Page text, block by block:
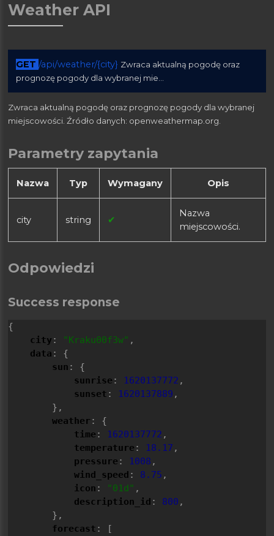
Weather API
GET /api/weather/{city} Zwraca aktualną pogodę oraz
prognozę pogody dla wybranej mie...
Zwraca aktualną pogodę oraz prognozę pogody dla wybranej
miejscowości. Źródło danych: openweathermap.org.
Parametry zapytania
Nazwa Typ Wymagany Opis
city string ✔
Nazwa
miejscowości.
Odpowiedzi
Success response
{
city : "Kraku00f3w" ,
data : {
sun : {
sunrise : 1620137772 ,
sunset : 1620137889 ,
        },
weather : {
time : 1620137772 ,
temperature : 18.17 ,
pressure : 1008 ,
wind_speed : 8.75 ,
icon : "01d" ,
description_id : 800 ,
        },
forecast : [